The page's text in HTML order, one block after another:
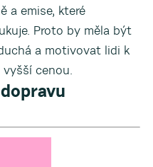
a emise, které
Proto by měla být
a motivovat lidi k
cenou.